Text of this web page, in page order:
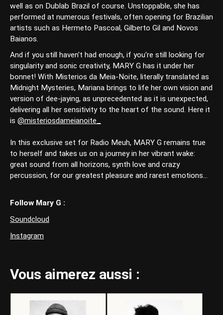
well as on Dublab Brazil of course. Unstoppable, she has
performed at numerous festivals, often opening for Brazilian
artists such as Hermeto Pascoal, Gilberto Gil and Novos
Baianos.
And if you still haven't had enough, if you're still looking for
singularity and sonic creativity, MARY G has it under her
bonnet! With Misterios da Meia-Noite, literally translated as
Midnight Mysteries, Mariana brings to life her own vision and
version of dee-jaying, as unprecedented as it is unexpected,
delivering all her sensitivity to the heart of the sound. Here it
is @misteriosdameianoite_
In this exclusive set for Radio Meuh, MARY G remains true
to herself and takes us on a journey in her vibrant wake:
great sound from all horizons, synth love and crazy
percussion, for our greatest pleasure and rarest emotions...
Follow Mary G :
Soundcloud
Instagram
Vous aimerez aussi :